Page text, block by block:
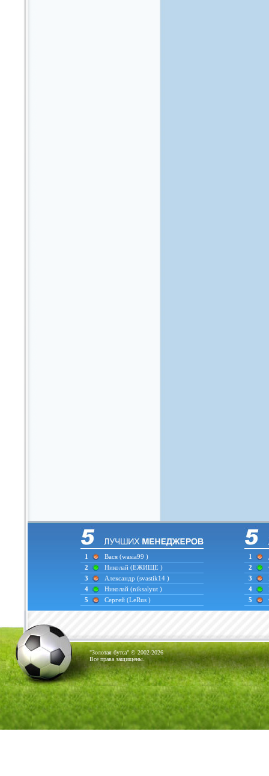
1 Вася (wasia99 )
2
Николай (ЕЖИЩЕ )
3
Александр (svastik14 )
4
Николай (niksalyut )
5
Сергей (LeRus )
1
2
3
4
5
"Золотая бутса" © 2002-2026
Все права защищены.